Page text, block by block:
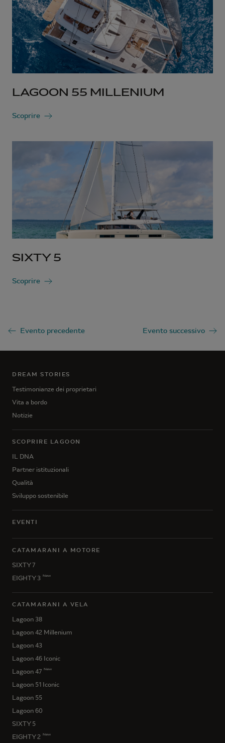
LAGOON 55 MILLENIUM
Scoprire
SIXTY 5
Scoprire
Evento precedente Evento successivo
DREAM STORIES
Testimonianze dei proprietari
Vita a bordo
Notizie
SCOPRIRE LAGOON
IL DNA
Partner istituzionali
Qualità
Sviluppo sostenibile
EVENTI
CATAMARANI A MOTORE
SIXTY 7
EIGHTY 3 New
CATAMARANI A VELA
Lagoon 38
Lagoon 42 Millenium
Lagoon 43
Lagoon 46 Iconic
Lagoon 47 New
Lagoon 51 Iconic
Lagoon 55
Lagoon 60
SIXTY 5
EIGHTY 2 New